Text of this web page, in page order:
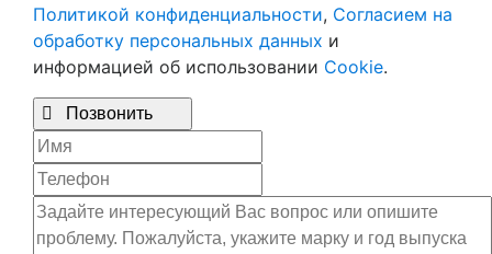
Политикой конфиденциальности, Согласием на
обработку персональных данных и
информацией об использовании Cookie.
 Позвонить